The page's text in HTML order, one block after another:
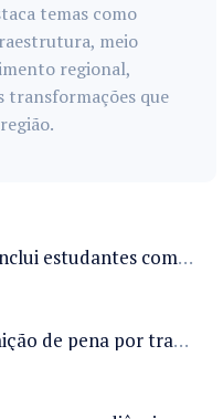
temas como
meio
regional,
transformações que
Projeto na Câmara inclui estudantes com deficiência no regime escolar especial da LDB e estabelece critérios para frequência
PL 82/26 proíbe remição de pena por trabalho em funções militares para condenados por crimes contra o Estado Democrático de Direito